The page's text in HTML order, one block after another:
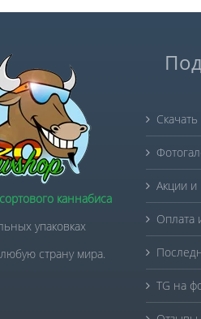
каннабиса
упаковках
страну мира.
Акции и
Оплата
TG на